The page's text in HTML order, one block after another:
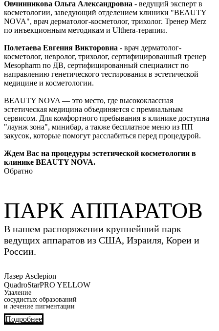
Овчинникова Ольга Александровна - ведущий эксперт в
косметологии, заведующий отделением клиники "BEAUTY
NOVA", врач дерматолог-косметолог, трихолог. Тренер Merz
по инъекционным методикам и Ulthera-терапии.
Полетаева Евгения Викторовна - врач дерматолог-
косметолог, невролог, трихолог, сертифицированный тренер
Mesopharm по ДВ, сертифицированный специалист по
направлению генетического тестирования в эстетической
медицине и косметологии.
BEAUTY NOVA — это место, где высококлассная
эстетическая медицина объединяется с премиальным
сервисом. Для комфортного пребывания в клинике доступна
"лаунж зона", минибар, а также бесплатное меню из ПП
закусок, которые помогут расслабиться перед процедурой.
Ждем Вас на процедуры эстетической косметологии в
клинике BEAUTY NOVA.
Обратно
ПАРК АППАРАТОВ
В нашем распоряжении крупнейший парк
ведущих аппаратов из США, Израиля, Кореи и
России.
Лазер Asclepion
QuadroStarPRO YELLOW
Удаление
сосудистых образований
и лечение пигментации
Подробнее